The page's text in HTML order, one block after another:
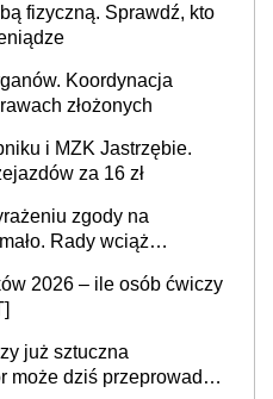
fizyczną. Sprawdź, kto
Koordynacja
złożonych
i MZK Jastrzębie.
za 16 zł
zgody na
Rady wciąż
2026 – ile osób ćwiczy
już sztuczna
może dziś przeprowadzić